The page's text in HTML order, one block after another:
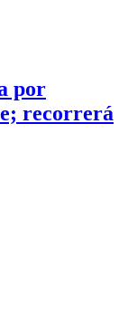
por
recorrerá